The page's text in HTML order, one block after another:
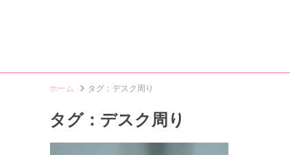
ホーム タグ：デスク周り
タグ：デスク周り